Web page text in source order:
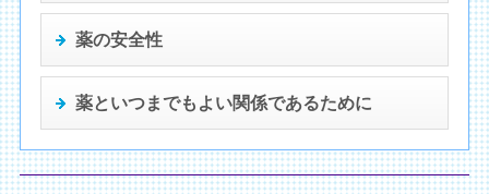
薬の安全性
薬といつまでも よい関係であるために